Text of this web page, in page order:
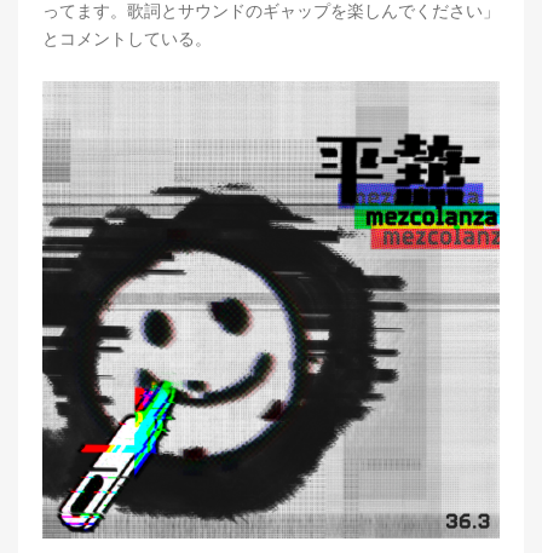
ってます。歌詞とサウンドのギャップを楽しんでください」
とコメントしている。